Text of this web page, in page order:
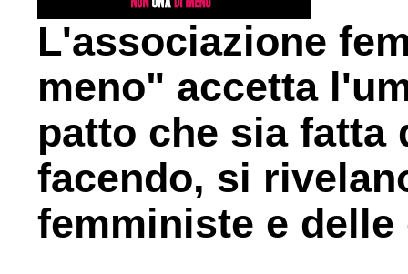
L'associazione
meno" accetta
patto che sia fatta
facendo, si
femministe e